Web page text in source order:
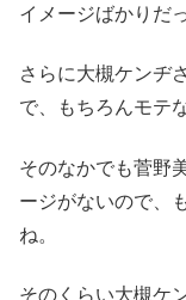
イメージばかりだ
さらに大槻ケンヂ
で、もちろんモテ
そのなかでも菅野
ージがないので、
ね。
そのくらい大槻ケ